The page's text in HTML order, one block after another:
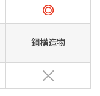
鋼構造物